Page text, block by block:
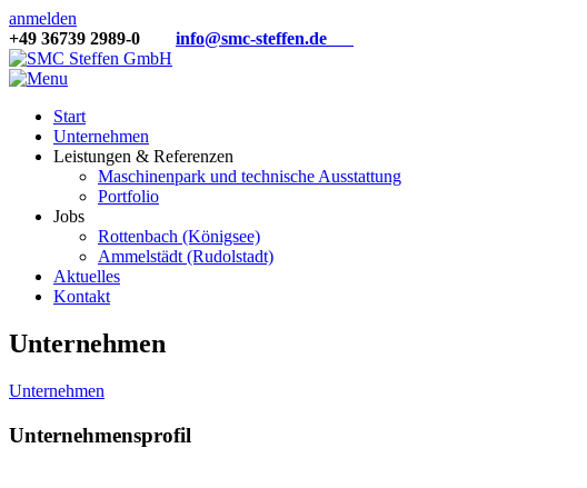
anmelden
+49 36739 2989-0 info@smc-steffen.de
Start
Unternehmen
Leistungen & Referenzen
Maschinenpark und technische Ausstattung
Portfolio
Jobs
Rottenbach (Königsee)
Ammelstädt (Rudolstadt)
Aktuelles
Kontakt
Unternehmen
Unternehmen
Unternehmensprofil